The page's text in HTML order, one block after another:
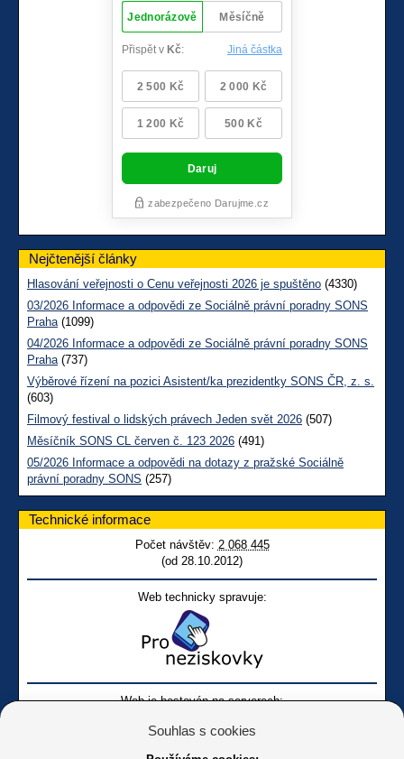
Nejčtenější články
Hlasování veřejnosti o Cenu veřejnosti 2026 je spuštěno (4330)
03/2026 Informace a odpovědi ze Sociálně právní poradny SONS
Praha(1099)
04/2026 Informace a odpovědi ze Sociálně právní poradny SONS
Praha(737)
Výběrové řízení na pozici Asistent/ka prezidentky SONS ČR, z. s.
(603)
Filmový festival o lidských právech Jeden svět 2026 (507)
Měsíčník SONS CL červen č. 123 2026 (491)
05/2026 Informace a odpovědi na dotazy z pražské Sociálně
právní poradny SONS (257)
Technické informace
Počet návštěv: 2 068 445
(od 28.10.2012)
Web technicky spravuje:
Web je hostován na serverech:
Souhlas s cookies